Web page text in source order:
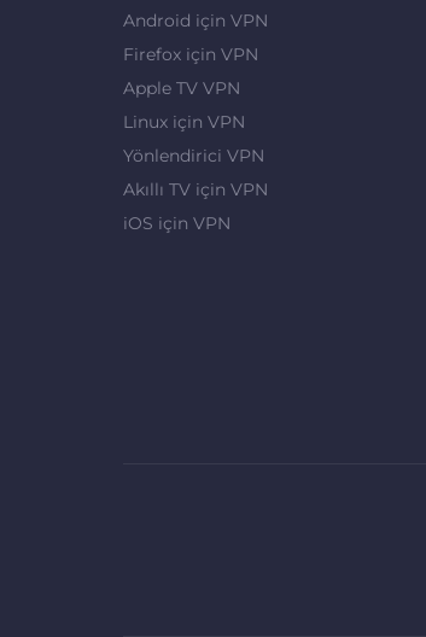
Android için VPN
Firefox için VPN
Apple TV VPN
Linux için VPN
Yönlendirici VPN
Akıllı TV için VPN
iOS için VPN